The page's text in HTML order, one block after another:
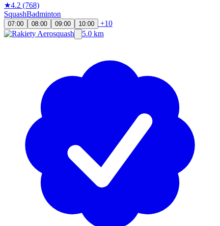
★4.2 (768)
SquashBadminton
07:00 08:00 09:00 10:00
+10
5.0 km